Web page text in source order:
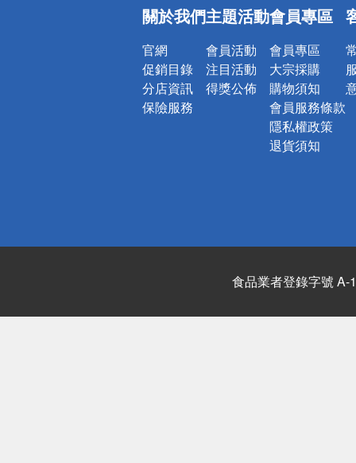
詐騙網頁！
關於我們
官網
促銷目錄
分店資訊
保險服務
主題活動
會員活動
注目活動
得獎公佈
會員專區
會員專區
大宗採購
購物須知
會員服務條款
隱私權政策
退貨須知
食品業者登錄字號 A-